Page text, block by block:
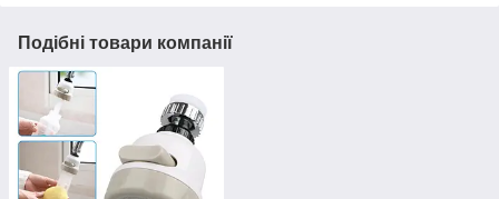
Подібні товари компанії